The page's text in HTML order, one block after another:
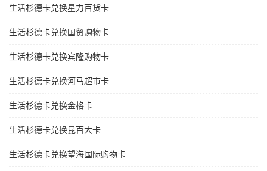
生活杉德卡兑换星力百货卡
生活杉德卡兑换国贸购物卡
生活杉德卡兑换宾隆购物卡
生活杉德卡兑换河马超市卡
生活杉德卡兑换金格卡
生活杉德卡兑换昆百大卡
生活杉德卡兑换望海国际购物卡